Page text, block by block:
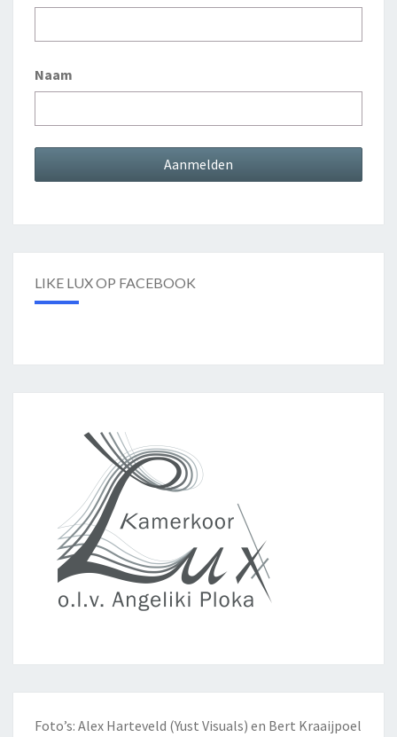
Naam
LIKE LUX OP FACEBOOK
Foto’s: Alex Harteveld (Yust Visuals) en Bert Kraaijpoel